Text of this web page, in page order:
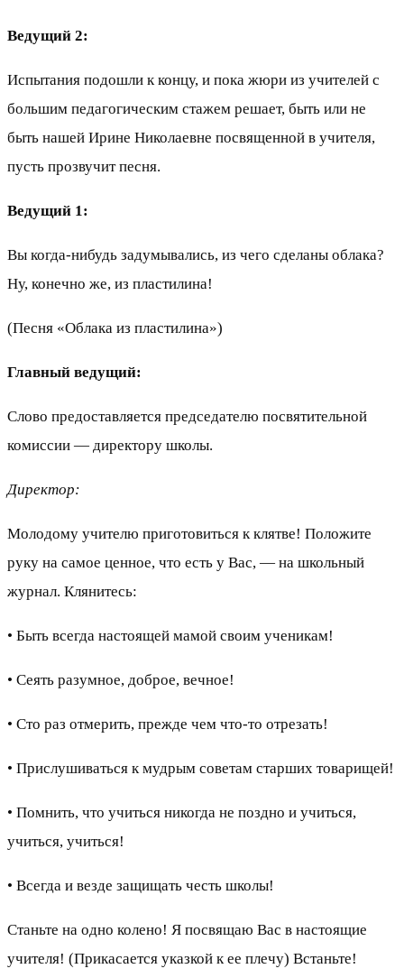
Ведущий 2:
Испытания подошли к концу, и пока жюри из учителей с
большим педагогическим стажем решает, быть или не
быть нашей Ирине Николаевне посвященной в учителя,
пусть прозвучит песня.
Ведущий 1:
Вы когда-нибудь задумывались, из чего сделаны облака?
Ну, конечно же, из пластилина!
(Песня «Облака из пластилина»)
Главный ведущий:
Слово предоставляется председателю посвятительной
комиссии — директору школы.
Директор:
Молодому учителю приготовиться к клятве! Положите
руку на самое ценное, что есть у Вас, — на школьный
журнал. Клянитесь:
• Быть всегда настоящей мамой своим ученикам!
• Сеять разумное, доброе, вечное!
• Сто раз отмерить, прежде чем что-то отрезать!
• Прислушиваться к мудрым советам старших товарищей!
• Помнить, что учиться никогда не поздно и учиться,
учиться, учиться!
• Всегда и везде защищать честь школы!
Станьте на одно колено! Я посвящаю Вас в настоящие
учителя! (Прикасается указкой к ее плечу) Встаньте!